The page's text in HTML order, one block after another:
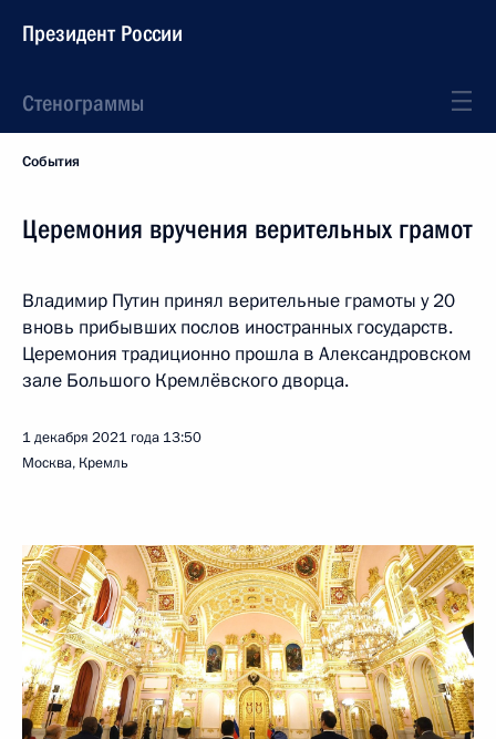
Президент России
Стенограммы
События
Церемония вручения верительных грамот
Владимир Путин принял верительные грамоты у 20
вновь прибывших послов иностранных государств.
Церемония традиционно прошла в Александровском
зале Большого Кремлёвского дворца.
1 декабря 2021 года 13:50
Москва, Кремль